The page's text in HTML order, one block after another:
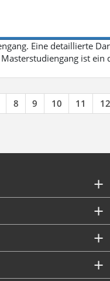
Eine detaillierte
ist
8 9 10 11 12